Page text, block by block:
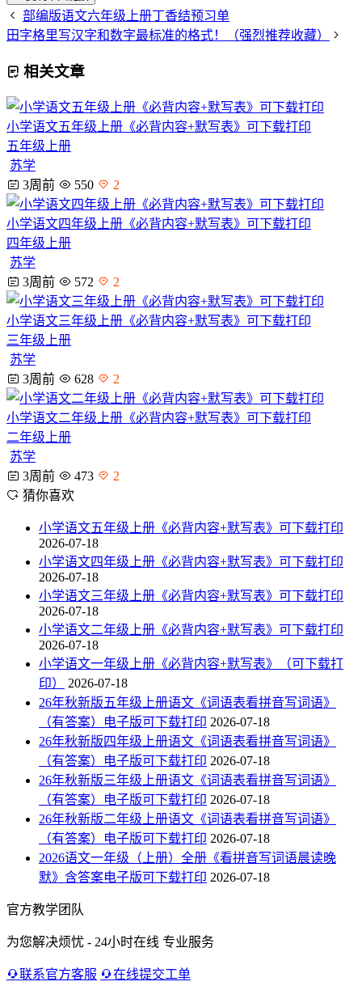
部编版语文六年级上册丁香结预习单
田字格里写汉字和数字最标准的格式！（强烈推荐收藏）
相关文章
小学语文五年级上册《必背内容+默写表》可下载打印
五年级上册
苏学
3周前
550 2
小学语文四年级上册《必背内容+默写表》可下载打印
四年级上册
苏学
3周前
572 2
小学语文三年级上册《必背内容+默写表》可下载打印
三年级上册
苏学
3周前
628 2
小学语文二年级上册《必背内容+默写表》可下载打印
二年级上册
苏学
3周前
473
2
猜你喜欢
小学语文五年级上册《必背内容+默写表》可下载打印
2026-07-18
小学语文四年级上册《必背内容+默写表》可下载打印
2026-07-18
小学语文三年级上册《必背内容+默写表》可下载打印
2026-07-18
小学语文二年级上册《必背内容+默写表》可下载打印
2026-07-18
小学语文一年级上册《必背内容+默写表》（可下载打
印）
2026-07-18
26年秋新版五年级上册语文《词语表看拼音写词语》
（有答案）电子版可下载打印 2026-07-18
26年秋新版四年级上册语文《词语表看拼音写词语》
（有答案）电子版可下载打印 2026-07-18
26年秋新版三年级上册语文《词语表看拼音写词语》
（有答案）电子版可下载打印 2026-07-18
26年秋新版二年级上册语文《词语表看拼音写词语》
（有答案）电子版可下载打印 2026-07-18
2026语文一年级（上册）全册《看拼音写词语晨读晚
默》含答案电子版可下载打印 2026-07-18
官方教学团队
为您解决烦忧 - 24小时在线 专业服务
联系官方客服 在线提交工单